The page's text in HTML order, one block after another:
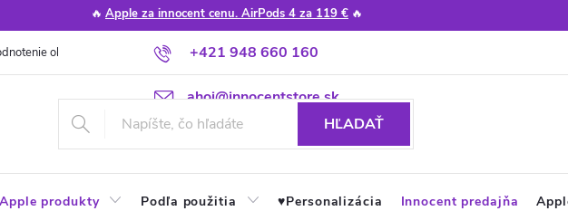
🔥 Apple za innocent cenu. AirPods 4 za 119 € 🔥
+421 948 660 160
ahoj@innocentstore.sk
obchodu Poradňa Apple návody a tipy
HĽADAŤ
Apple produkty Podľa použitia ♥︎Personalizácia Innocent predajňa